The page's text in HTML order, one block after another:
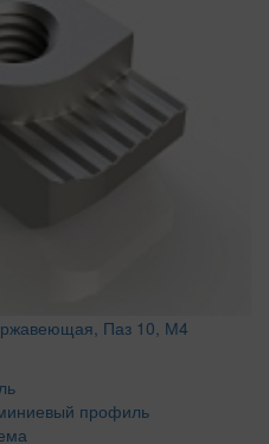
Паз 10, М4
профиль